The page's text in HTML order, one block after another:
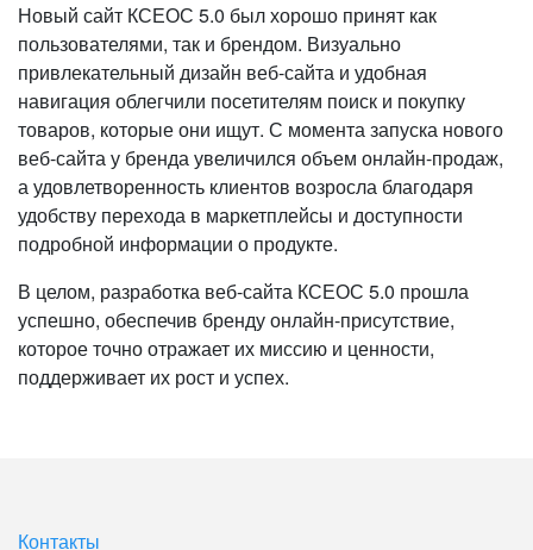
Новый сайт КСЕОС 5.0 был хорошо принят как
пользователями, так и брендом. Визуально
привлекательный дизайн веб-сайта и удобная
навигация облегчили посетителям поиск и покупку
товаров, которые они ищут. С момента запуска нового
веб-сайта у бренда увеличился объем онлайн-продаж,
а удовлетворенность клиентов возросла благодаря
удобству перехода в маркетплейсы и доступности
подробной информации о продукте.
В целом, разработка веб-сайта КСЕОС 5.0 прошла
успешно, обеспечив бренду онлайн-присутствие,
которое точно отражает их миссию и ценности,
поддерживает их рост и успех.
Контакты